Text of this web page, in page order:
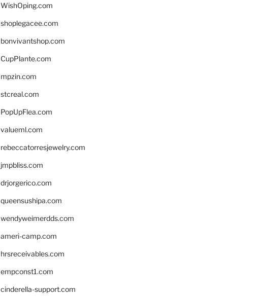
WishOping.com
shoplegacee.com
bonvivantshop.com
CupPlante.com
mpzin.com
stcreal.com
PopUpFlea.com
valueml.com
rebeccatorresjewelry.com
jmpbliss.com
drjorgerico.com
queensushipa.com
wendyweimerdds.com
ameri-camp.com
hrsreceivables.com
empconst1.com
cinderella-support.com